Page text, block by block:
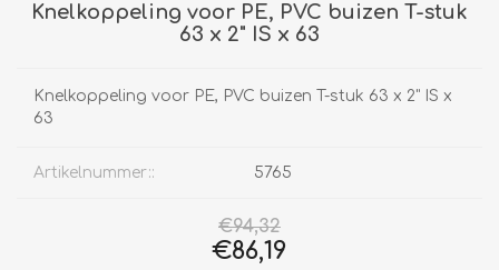
Knelkoppeling voor PE, PVC buizen T-stuk
63 x 2" IS x 63
Knelkoppeling voor PE, PVC buizen T-stuk 63 x 2" IS x
63
Artikelnummer:: 5765
€94,32
€86,19